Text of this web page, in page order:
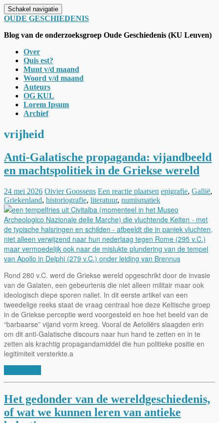
Schakel navigatie
OUDE GESCHIEDENIS
Blog van de onderzoeksgroep Oude Geschiedenis (KU Leuven)
Over
Quis est?
Munt v/d maand
Woord v/d maand
Auteurs
OG KUL
Lorem Ipsum
Archief
vrijheid
Anti-Galatische propaganda: vijandbeeld
en machtspolitiek in de Griekse wereld
24 mei 2026 Oivier Goossens Een reactie plaatsen epigrafie, Gallië,
Griekenland, historiografie, literatuur, numismatiek
Rond 280 v.C. werd de Griekse wereld opgeschrikt door de invasie
van de Galaten, een gebeurtenis die niet alleen militair maar ook
ideologisch diepe sporen naliet. In dit eerste artikel van een
tweedelige reeks staat de vraag centraal hoe deze Keltische groep
in de Griekse perceptie werd voorgesteld en hoe het beeld van de
“barbaarse” vijand vorm kreeg. Vooral de Aetoliërs slaagden erin
om dit anti-Galatische discours naar hun hand te zetten en in te
zetten als krachtig propagandamiddel die hun politieke positie en
legitimiteit versterkte.a
Het gedonder van de wereldgeschiedenis,
of wat we kunnen leren van antieke